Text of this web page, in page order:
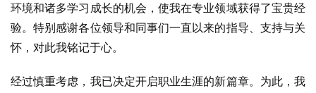
环境和诸多学习成长的机会，使我在专业领域获得了宝贵经
验。特别感谢各位领导和同事们一直以来的指导、支持与关
怀，对此我铭记于心。
经过慎重考虑，我已决定开启职业生涯的新篇章。为此，我